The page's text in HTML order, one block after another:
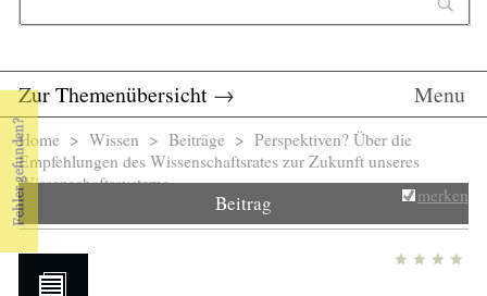
Zur Themenübersicht → Menu
Sie sind hier
Home > Wissen > Beiträge > Perspektiven? Über die
Empfehlungen des Wissenschaftsrates zur Zukunft unseres
Wissenschaftssystems
Beitrag merken